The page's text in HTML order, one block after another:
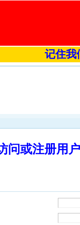
记住我
问或注册用